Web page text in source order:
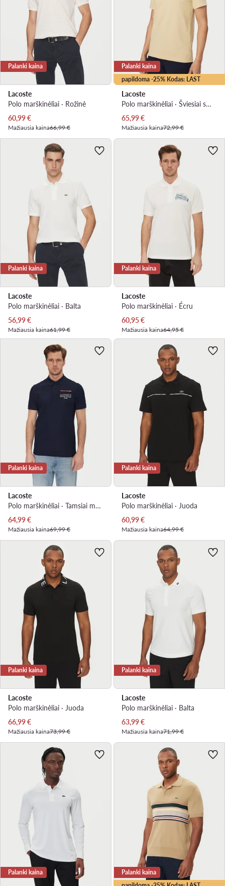
Palanki kaina
Lacoste
Polo marškinėliai · Rožinė
Dabartinė kaina
60,99€
Mažiausia kaina66,99 €
papildoma -25% Kodas: LAST
Palanki kaina
Lacoste
Polo marškinėliai · Šviesiai smėlinė
Dabartinė kaina
65,99€
Mažiausia kaina72,99 €
Palanki kaina
Lacoste
Polo marškinėliai · Balta
Dabartinė kaina
56,99€
Mažiausia kaina61,99 €
Palanki kaina
Lacoste
Polo marškinėliai · Écru
Dabartinė kaina
60,95€
Mažiausia kaina64,95 €
Palanki kaina
Lacoste
Polo marškinėliai · Tamsiai mėlyna
Dabartinė kaina
64,99€
Mažiausia kaina69,99 €
Palanki kaina
Lacoste
Polo marškinėliai · Juoda
Dabartinė kaina
60,99€
Mažiausia kaina64,99 €
Palanki kaina
Lacoste
Polo marškinėliai · Juoda
Dabartinė kaina
66,99€
Mažiausia kaina73,99 €
Palanki kaina
Lacoste
Polo marškinėliai · Balta
Dabartinė kaina
63,99€
Mažiausia kaina71,99 €
Palanki kaina
Palanki kaina